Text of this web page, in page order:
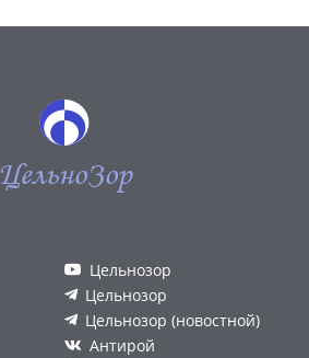
ЦельноЗор
Цельнозор
Цельнозор
Цельнозор (новостной)
Антирой